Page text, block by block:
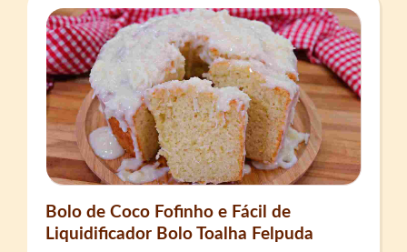
Bolo de Coco Fofinho e Fácil de
Liquidificador Bolo Toalha Felpuda